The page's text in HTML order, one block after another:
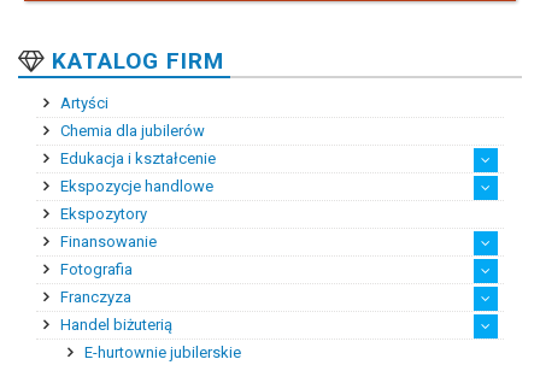
KATALOG FIRM
Artyści
Chemia dla jubilerów
Edukacja i kształcenie
Kształcenie podyplomowe
Kursy i szkolenia zawo...
Praktyki i staże zawodowe
Szkoły zawodowe
Wyższe szkoły zawodowe
Zagraniczne szkoły bra...
Średnie szkoły zawodowe
Ekspozycje handlowe
Ekspozytory reklamowe
Klimatyzacja salonów j...
Meble ekspozycyjne
Oświetlenie ekspozycji...
Systemy przeciwkradzie...
Ekspozytory
Finansowanie
Banki
Doradztwo finansowe
Dotacje
Faktoring
Fundusze pozostałe
Fundusze wysokiego ryzyka
Prywatni inwestorzy
Fotografia
Fotografia biżuterii
Fotografia bursztynu
Fotogrfia prodktowa
Franczyza
Doradztwo franczyzowe
Franczyzobiorcy
Franczyzodawcy
Handel biżuterią
E-hurtownie jubilerskie